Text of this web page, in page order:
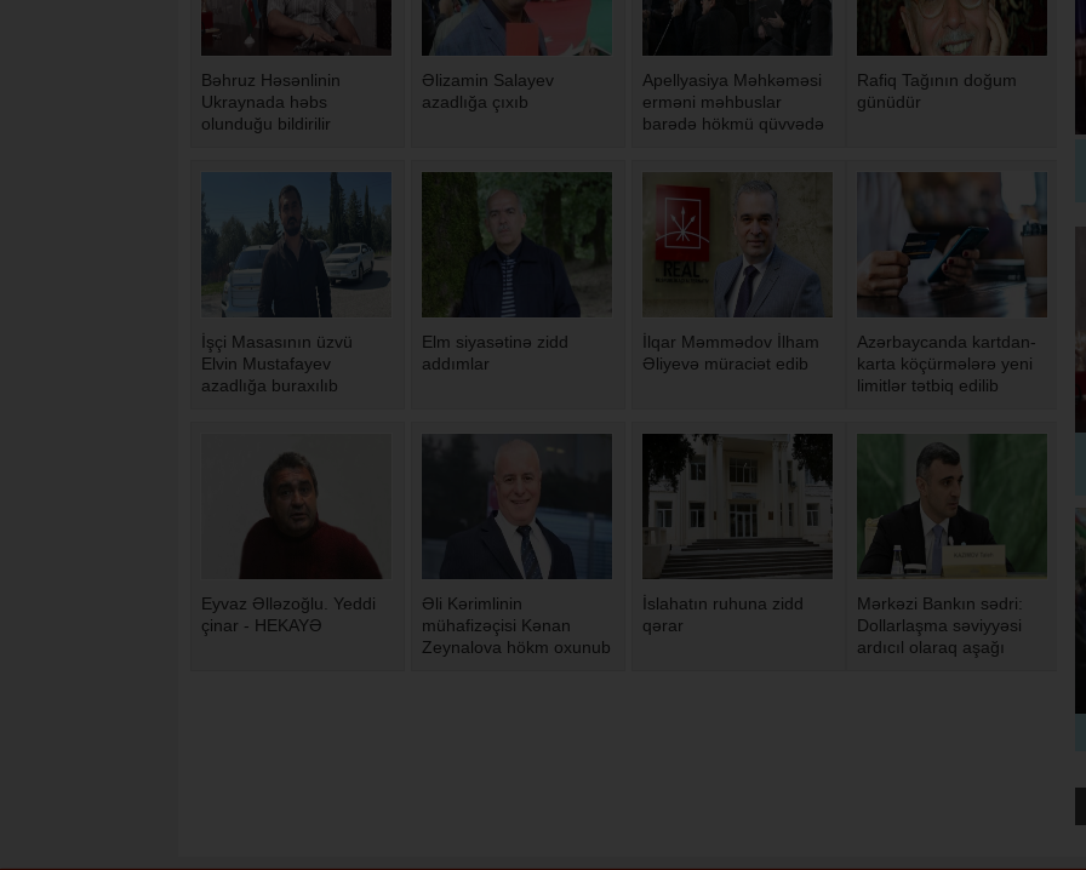
Bəhruz Həsənlinin
Ukraynada həbs
olunduğu bildirilir
Əlizamin Salayev
azadlığa çıxıb
Apellyasiya Məhkəməsi
erməni məhbuslar
barədə hökmü qüvvədə
Rafiq Tağının doğum
günüdür
İşçi Masasının üzvü
Elvin Mustafayev
azadlığa buraxılıb
Elm siyasətinə zidd
addımlar
İlqar Məmmədov İlham
Əliyevə müraciət edib
Azərbaycanda kartdan-
karta köçürmələrə yeni
limitlər tətbiq edilib
Eyvaz Əlləzoğlu. Yeddi
çinar - HEKAYƏ
Əli Kərimlinin
mühafizəçisi Kənan
Zeynalova hökm oxunub
İslahatın ruhuna zidd
qərar
Mərkəzi Bankın sədri:
Dollarlaşma səviyyəsi
ardıcıl olaraq aşağı